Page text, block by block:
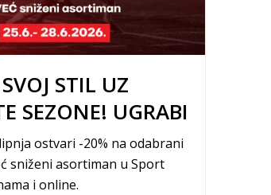
STIL UZ
SEZONE! UGRABI
ostvari -20% na odabrani
sniženi asortiman u Sport
i online.